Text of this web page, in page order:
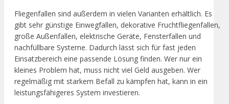
Fliegenfallen sind außerdem in vielen Varianten erhältlich. Es
gibt sehr günstige Einwegfallen, dekorative Fruchtfliegenfallen,
große Außenfallen, elektrische Geräte, Fensterfallen und
nachfüllbare Systeme. Dadurch lässt sich für fast jeden
Einsatzbereich eine passende Lösung finden. Wer nur ein
kleines Problem hat, muss nicht viel Geld ausgeben. Wer
regelmäßig mit starkem Befall zu kämpfen hat, kann in ein
leistungsfähigeres System investieren.